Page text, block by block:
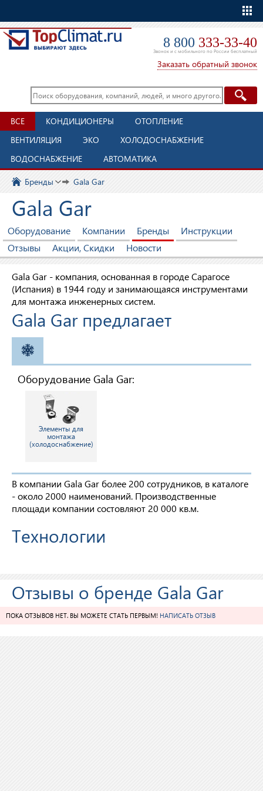
8 800 333-33-40
Звонок и с мобильного по России бесплатный
Заказать обратный звонок
ВСЕ КОНДИЦИОНЕРЫ
ОТОПЛЕНИЕ
ВЕНТИЛЯЦИЯ
ЭКО
ХОЛОДОСНАБЖЕНИЕ
ВОДОСНАБЖЕНИЕ
АВТОМАТИКА
Бренды Gala Gar
Gala Gar
Оборудование Компании Бренды
Инструкции
Отзывы
Акции, Скидки Новости
Gala Gar - компания, основанная в городе Сарагосе
(Испания) в 1944 году и занимающаяся инструментами
для монтажа инженерных систем.
Gala Gar предлагает
Оборудование Gala Gar:
Элементы для
монтажа
(холодоснабжение)
В компании Gala Gar более 200 сотрудников, в каталоге
- около 2000 наименований. Производственные
площади компании состовляют 20 000 кв.м.
Технологии
Отзывы о бренде Gala Gar
ПОКА ОТЗЫВОВ НЕТ. ВЫ МОЖЕТЕ СТАТЬ ПЕРВЫМ! НАПИСАТЬ ОТЗЫВ